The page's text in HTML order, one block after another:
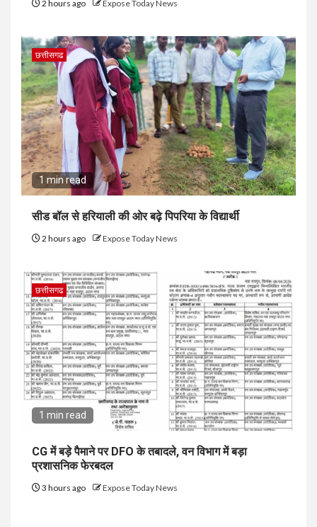
2 hours ago Expose Today News
छत्तीसगढ
1 min read
सीड बॉल से हरियाली की ओर बढ़े पिपरिया के विद्यार्थी
2 hours ago Expose Today News
छत्तीसगढ
1 min read
CG में बड़े पैमाने पर DFO के तबादले, वन विभाग में बड़ा
प्रशासनिक फेरबदल
3 hours ago Expose Today News